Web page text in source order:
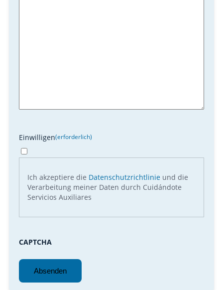
Einwilligen(erforderlich)
Ich akzeptiere die Datenschutzrichtlinie und die
Verarbeitung meiner Daten durch Cuidándote
Servicios Auxiliares
CAPTCHA